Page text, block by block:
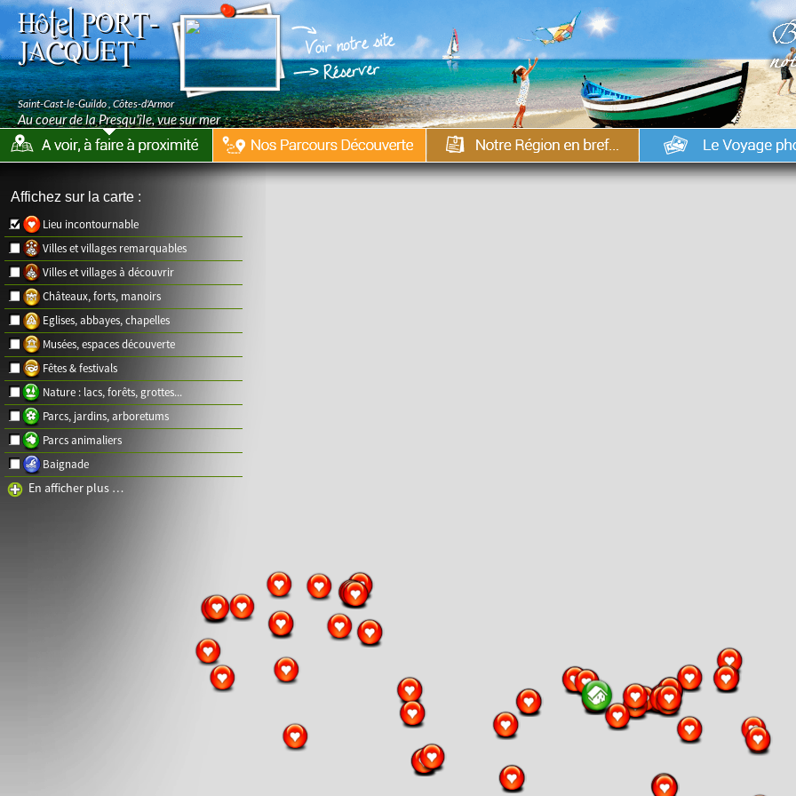
Hôtel PORT-
JACQUET
Saint-Cast-le-Guildo,Côtes-d'Armor
Au coeur de la Presqu'île, vue sur mer
Affichez sur la carte :
Lieu incontournable
Villes et villages remarquables
Villes et villages à découvrir
Châteaux, forts, manoirs
Eglises, abbayes, chapelles
Musées, espaces découverte
Fêtes & festivals
Nature : lacs, forêts, grottes...
Parcs, jardins, arboretums
Parcs animaliers
Baignade
En afficher plus …